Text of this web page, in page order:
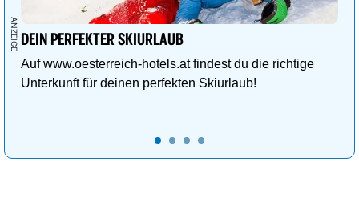
DEIN PERFEKTER SKIURLAUB
Auf www.oesterreich-hotels.at findest du die richtige
Unterkunft für deinen perfekten Skiurlaub!